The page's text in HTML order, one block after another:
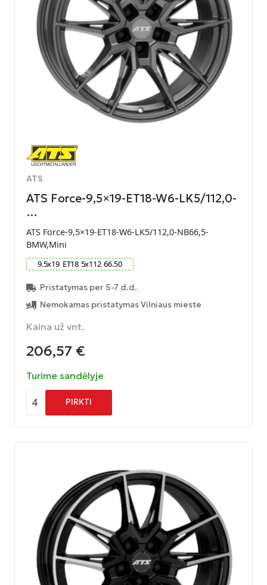
ATS
ATS Force-9,5×19-ET18-W6-LK5/112,0-
…
ATS Force-9,5×19-ET18-W6-LK5/112,0-NB66,5-
BMW,Mini
9.5x19 ET18 5x112 66.50
Pristatymas per 5-7 d.d.
Nemokamas pristatymas Vilniaus mieste
Kaina už vnt.
206,57 €
Turime sandėlyje
4 PIRKTI